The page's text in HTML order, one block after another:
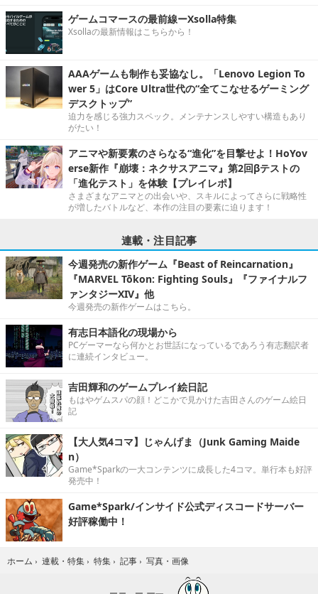
ゲームコマースの最前線ーXsolla特集
Xsollaの最新情報はこちらから！
AAAゲームも制作も妥協なし。「Lenovo Legion To
wer 5」はCore Ultra世代の“全てこなせるゲーミング
デスクトップ”
迫力を感じる強力スペック。メンテナンスしやすい構造もあり
がたい！
アニマや新要素のさらなる“進化”を目撃せよ！HoYov
erse新作『崩壊：ネクサスアニマ』第2回βテストの
「進化テスト」を体験【プレイレポ】
さまざまなアニマとの出会いや、スキルによってさらに戦略性
が増したバトルなど、本作の注目の要素に迫ります！
連載・注目記事
今週発売の新作ゲーム『Beast of Reincarnation』
『MARVEL Tōkon: Fighting Souls』『ファイナルフ
ァンタジーXIV』他
今週発売の新作ゲームはこちら。
有志日本語化の現場から
PCゲーマーなら何かとお世話になっているであろう有志翻訳者
に連続インタビュー。
吉田輝和のゲームプレイ絵日記
もはやゲムスパの顔！どこかで見かけた吉田さんのゲーム絵日
記
【大人気4コマ】じゃんげま（Junk Gaming Maide
n）
Game*Sparkの一大コンテンツに成長した4コマ。単行本も好評
発売中！
Game*Spark/インサイド公式ディスコードサーバー
好評稼働中！
ホーム › 連載・特集 › 特集 › 記事 › 写真・画像